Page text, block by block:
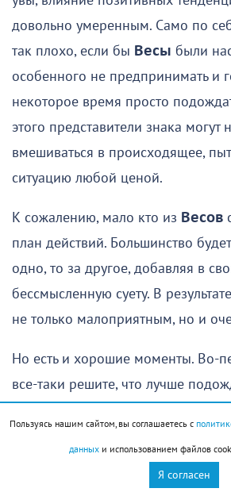
довольно умеренным. Само по
так плохо, если бы Весы были
особенного не предпринимать и
некоторое время просто
этого представители знака могут
вмешиваться в происходящее,
ситуацию любой ценой.
К сожалению, мало кто из Весов
план действий. Большинство будет
одно, то за другое, добавляя в
бессмысленную суету. В
не только малоприятным, но и
Но есть и хорошие моменты. Во-
все-таки решите, что лучше
вы сможете сосредоточиться уже
следующей недели. Во-вторых,
Пользуясь нашим сайтом, вы соглашаетесь с
данныхи использованием файлов
Я согласен